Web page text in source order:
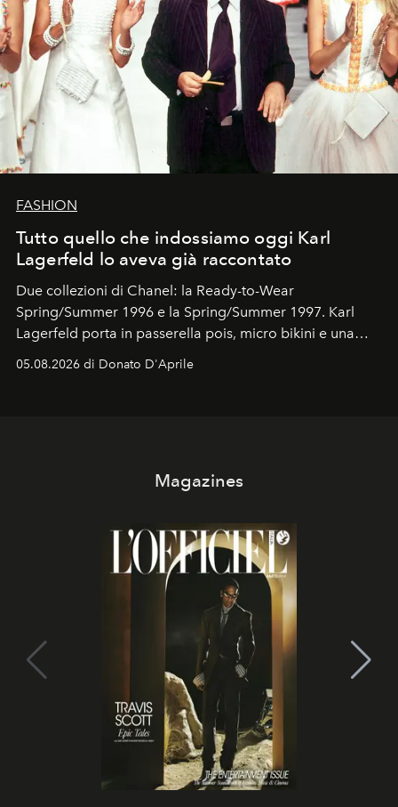
FASHION
Tutto quello che indossiamo oggi Karl
Lagerfeld lo aveva già raccontato
Due collezioni di Chanel: la Ready-to-Wear
Spring/Summer 1996 e la Spring/Summer 1997. Karl
Lagerfeld porta in passerella pois, micro bikini e una
logomania pensata per la spiaggia
Kate, Claudia e Carla una dietro l'altra. Trent'anni dopo,
05.08.2026 di Donato D'Aprile
Magazines